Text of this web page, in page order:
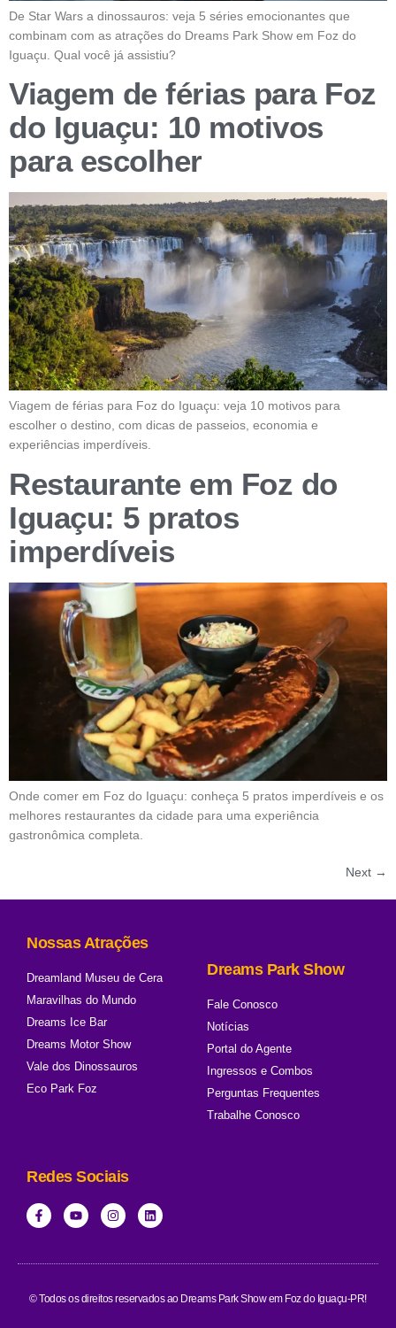
De Star Wars a dinossauros: veja 5 séries emocionantes que
combinam com as atrações do Dreams Park Show em Foz do
Iguaçu. Qual você já assistiu?
Viagem de férias para Foz
do Iguaçu: 10 motivos
para escolher
Viagem de férias para Foz do Iguaçu: veja 10 motivos para
escolher o destino, com dicas de passeios, economia e
experiências imperdíveis.
Restaurante em Foz do
Iguaçu: 5 pratos
imperdíveis
Onde comer em Foz do Iguaçu: conheça 5 pratos imperdíveis e os
melhores restaurantes da cidade para uma experiência
gastronômica completa.
Next →
Nossas Atrações
Dreamland Museu de Cera
Maravilhas do Mundo
Dreams Ice Bar
Dreams Motor Show
Vale dos Dinossauros
Eco Park Foz
Dreams Park Show
Fale Conosco
Notícias
Portal do Agente
Ingressos e Combos
Perguntas Frequentes
Trabalhe Conosco
Redes Sociais
© Todos os direitos reservados ao Dreams Park Show em Foz do Iguaçu-PR!